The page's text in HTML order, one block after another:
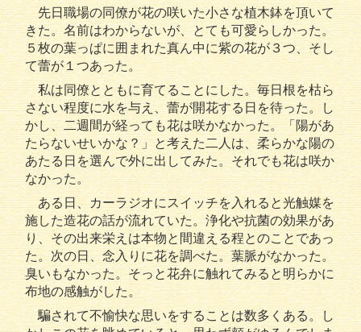
先日職場の同僚が花の咲いた小さな植木鉢を頂いて
きた。名前はわからないが、とても可愛らしかった。
５枚の葉っぱに囲まれた真ん中に紫の花が３つ、そし
て蕾が１つあった。
私は同僚とともに育てることにした。毎日根を枯ら
さない程度に水を与え、蕾が開花する日を待った。し
かし、二週間が経っても花は咲かなかった。「陽があ
たらないせいかな？」と考えた二人は、柔らかな陽の
あたる日を選んで外に出してみた。それでも花は咲か
なかった。
ある日、カーラジオにスイッチを入れると光触媒を
施した造花の話が流れていた。浄化や抗菌の効果があ
り、その出来栄えは本物と間違える程とのことであっ
た。次の日、念入りに花を調べた。葉脈がなかった。
臭いもなかった。そっと花弁に触れてみると明らかに
布地の感触がした。
騙されて不愉快な思いをすることは数多くある。し